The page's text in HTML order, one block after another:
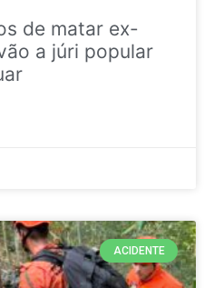
de matar ex-
a júri popular
ACIDENTE